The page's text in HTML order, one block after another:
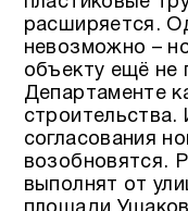
расширяется.
невозможно –
объекту ещё не
Департаменте
строительства.
согласования
возобновятся.
выполнят от